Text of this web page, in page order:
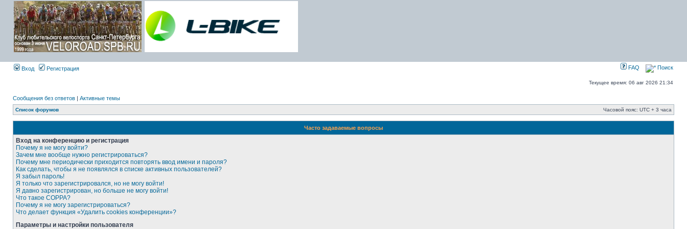
Вход Регистрация FAQ Поиск
Текущее время: 06 авг 2026 21:34
Сообщения без ответов | Активные темы
Список форумов Часовой пояс: UTC + 3 часа
Часто задаваемые вопросы
Вход на конференцию и регистрация
Почему я не могу войти?
Зачем мне вообще нужно регистрироваться?
Почему мне периодически приходится повторять ввод имени и пароля?
Как сделать, чтобы я не появлялся в списке активных пользователей?
Я забыл пароль!
Я только что зарегистрировался, но не могу войти!
Я давно зарегистрирован, но больше не могу войти!
Что такое COPPA?
Почему я не могу зарегистрироваться?
Что делает функция «Удалить cookies конференции»?
Параметры и настройки пользователя